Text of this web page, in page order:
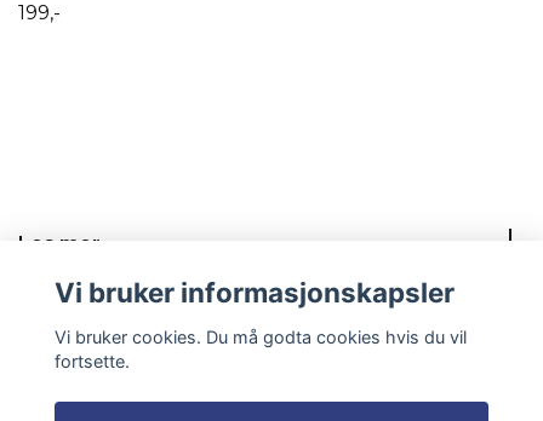
199,-
Les mer
Vi bruker informasjonskapsler
Vi bruker cookies. Du må godta cookies hvis du vil
fortsette.